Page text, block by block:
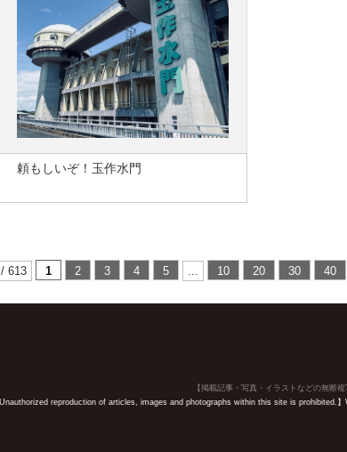
頼もしいぞ！玉作水門
613 1 2 3 4 5 ... 10 20 30 40
【掲載記事・写真・イラストなどの無断
Unauthorized reproduction of articles, images and photographs within this site is